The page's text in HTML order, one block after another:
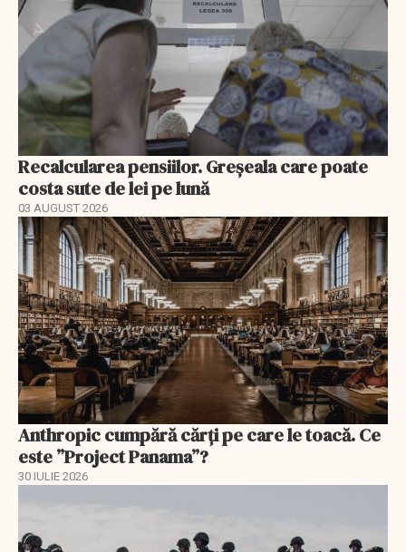
Recalcularea pensiilor. Greșeala care poate
costa sute de lei pe lună
03 AUGUST 2026
Anthropic cumpără cărți pe care le toacă. Ce
este ”Project Panama”?
30 IULIE 2026